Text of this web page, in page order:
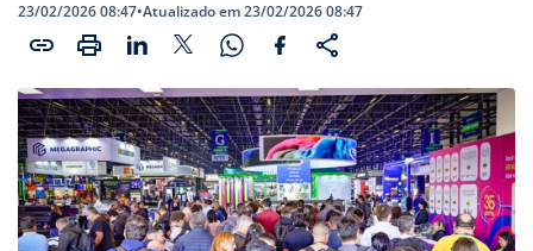
23/02/2026 08:47•Atualizado em 23/02/2026 08:47